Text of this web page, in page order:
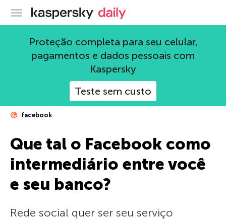
Blog oficial da Kaspersky
Proteção completa para seu celular,
pagamentos e dados pessoais com
Kaspersky
Teste sem custo
facebook
Que tal o Facebook como
intermediário entre você
e seu banco?
Rede social quer ser seu serviço